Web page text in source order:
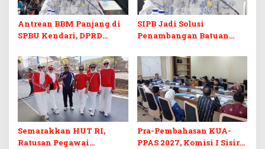
Antrean BBM Panjang di
SPBU Kendari, DPRD
Barcode Curang
SIPB Jadi Solusi
Penambangan Batuan
di Sultra
Semarakkan HUT RI,
Ratusan Pegawai
Pra-Pembahasan KUA-
PPAS 2027, Komisi I Sisir